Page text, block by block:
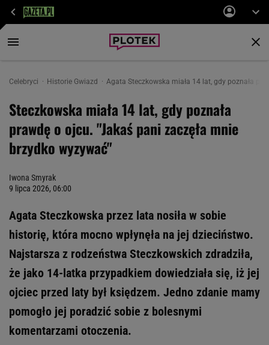
Celebryci Historie Gwiazd Agata Steczkowska miała 14 lat, gdy poznała
Steczkowska miała 14 lat, gdy poznała
prawdę o ojcu. "Jakaś pani zaczęła mnie
brzydko wyzywać"
Iwona Smyrak
9 lipca 2026, 06:00
Agata Steczkowska przez lata nosiła w sobie
historię, która mocno wpłynęła na jej dzieciństwo.
Najstarsza z rodzeństwa Steczkowskich zdradziła,
że jako 14-latka przypadkiem dowiedziała się, iż jej
ojciec przed laty był księdzem. Jedno zdanie mamy
pomogło jej poradzić sobie z bolesnymi
komentarzami otoczenia.